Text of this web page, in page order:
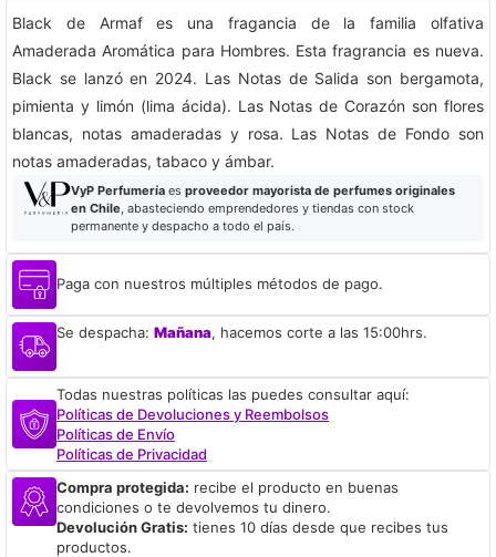
Black de Armaf es una fragancia de la familia olfativa
Amaderada Aromática para Hombres. Esta fragrancia es nueva.
Black se lanzó en 2024. Las Notas de Salida son bergamota,
pimienta y limón (lima ácida). Las Notas de Corazón son flores
blancas, notas amaderadas y rosa. Las Notas de Fondo son
notas amaderadas, tabaco y ámbar.
VyP Perfumeríaes proveedor mayorista de perfumes originales
en Chile, abasteciendo emprendedores y tiendas con stock
permanente y despacho a todo el país.
Paga con nuestros múltiples métodos de pago.
Se despacha: Mañana, hacemos corte a las 15:00hrs.
Todas nuestras políticas las puedes consultar aquí:
Políticas de Devoluciones y Reembolsos
Políticas de Envío
Políticas de Privacidad
Compra protegida: recibe el producto en buenas
condiciones o te devolvemos tu dinero.
Devolución Gratis: tienes 10 días desde que recibes tus
productos.